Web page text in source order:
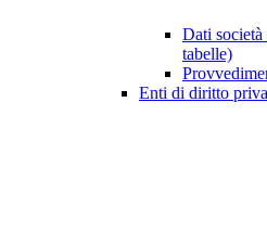
Dati società
tabelle)
Enti di diritto